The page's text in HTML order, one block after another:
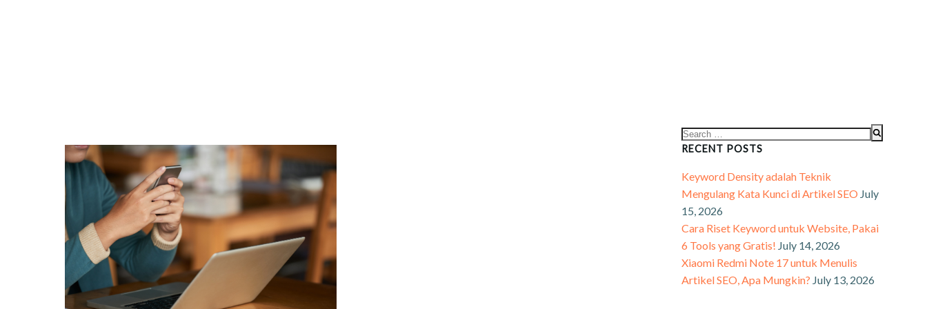
RECENT POSTS
Keyword Density adalah Teknik
Mengulang Kata Kunci di Artikel SEO July
15, 2026
Cara Riset Keyword untuk Website, Pakai
6 Tools yang Gratis! July 14, 2026
Xiaomi Redmi Note 17 untuk Menulis
Artikel SEO, Apa Mungkin? July 13, 2026